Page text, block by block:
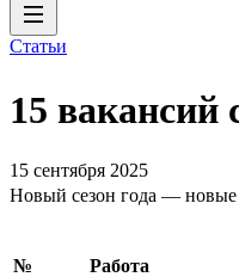
Статьи
15 вакансий
15 сентября 2025
Новый сезон года — новые
№ Работа